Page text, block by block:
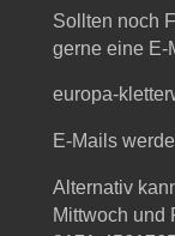
Sollten noch
gerne eine E-
europa-
E-Mails
Alternativ
Mittwoch und